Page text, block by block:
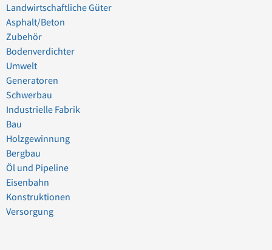
Landwirtschaftliche Güter
Asphalt/Beton
Zubehör
Bodenverdichter
Umwelt
Generatoren
Schwerbau
Industrielle Fabrik
Bau
Holzgewinnung
Bergbau
Öl und Pipeline
Eisenbahn
Konstruktionen
Versorgung